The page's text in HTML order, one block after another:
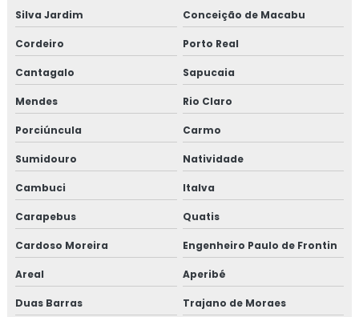
Consultoria em migração da norma GMP+ 2020
Consultoria em migração para versão 6.0 da norma FSSC
22000
Consultoria em norma brc
Consultoria na norma FSSC 22000
Consultoria em plano gerenciamento de resíduos sólidos
Consultoria em política da qualidade
Consultoria em processos e elaboração de relatório de
auditoria
Silva Jardim Conceição de Macabu
Cordeiro Porto Real
Cantagalo Sapucaia
Mendes Rio Claro
Porciúncula Carmo
Sumidouro Natividade
Cambuci Italva
Carapebus Quatis
Cardoso Moreira Engenheiro Paulo de Frontin
Areal Aperibé
Duas Barras Trajano de Moraes